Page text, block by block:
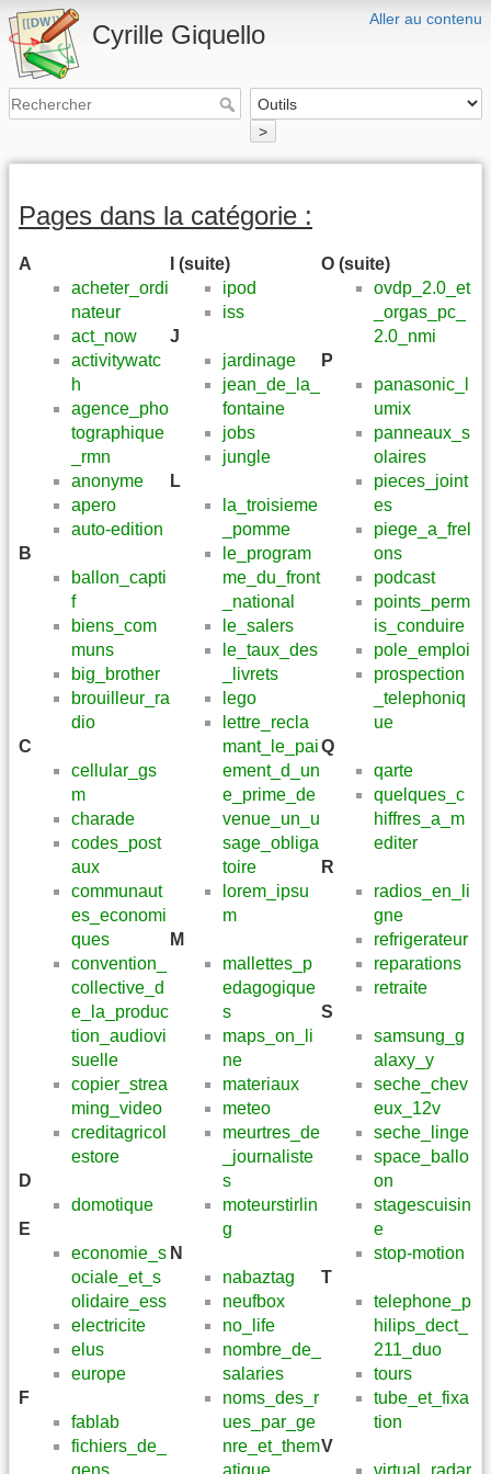
Aller au contenu
Cyrille Giquello
>
Pages dans la catégorie :
A
acheter_ordi
nateur
act_now
activitywatc
h
agence_pho
tographique
_rmn
anonyme
apero
auto-edition
B
ballon_capti
f
biens_com
muns
big_brother
brouilleur_ra
dio
C
cellular_gs
m
charade
codes_post
aux
communaut
es_economi
ques
convention_
collective_d
e_la_produc
tion_audiovi
suelle
copier_strea
ming_video
creditagricol
estore
D
domotique
E
economie_s
ociale_et_s
olidaire_ess
electricite
elus
europe
F
fablab
fichiers_de_
I (suite)
ipod
iss
J
jardinage
jean_de_la_
fontaine
jobs
jungle
L
la_troisieme
_pomme
le_program
me_du_front
_national
le_salers
le_taux_des
_livrets
lego
lettre_recla
mant_le_pai
ement_d_un
e_prime_de
venue_un_u
sage_obliga
toire
lorem_ipsu
m
M
mallettes_p
edagogique
s
maps_on_li
ne
materiaux
meteo
meurtres_de
_journaliste
s
moteurstirlin
g
N
nabaztag
neufbox
no_life
nombre_de_
salaries
noms_des_r
ues_par_ge
nre_et_them
O (suite)
ovdp_2.0_et
_orgas_pc_
2.0_nmi
P
panasonic_l
umix
panneaux_s
olaires
pieces_joint
es
piege_a_frel
ons
podcast
points_perm
is_conduire
pole_emploi
prospection
_telephoniq
ue
Q
qarte
quelques_c
hiffres_a_m
editer
R
radios_en_li
gne
refrigerateur
reparations
retraite
S
samsung_g
alaxy_y
seche_chev
eux_12v
seche_linge
space_ballo
on
stagescuisin
e
stop-motion
T
telephone_p
hilips_dect_
211_duo
tours
tube_et_fixa
tion
V